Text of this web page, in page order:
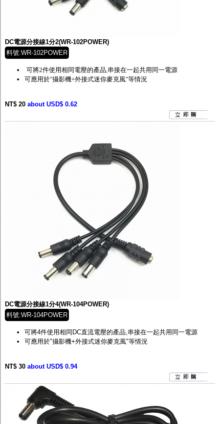
DC電源分接線1分2(WR-102POWER)
料號:WR-102POWER
可將2件使用相同電壓的產品,串接在一起共用同一電源
可應用於"攝影機+外接式迷你麥克風"等情況
NT$ 20 about USD$ 0.62
DC電源分接線1分4(WR-104POWER)
料號:WR-104POWER
可將4件使用相同DC直流電壓的產品,串接在一起共用同一電源
可應用於"攝影機+外接式迷你麥克風"等情況
NT$ 30 about USD$ 0.94